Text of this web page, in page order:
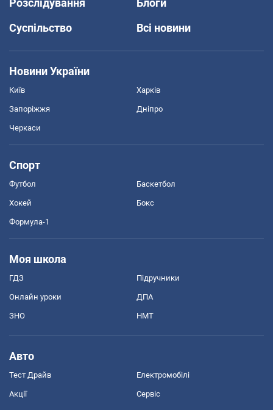
Суспільство
Всі новини
Новини України
Київ Харків
Запоріжжя Дніпро
Черкаси
Спорт
Футбол Баскетбол
Хокей Бокс
Формула-1
Моя школа
ГДЗ Підручники
Онлайн уроки ДПА
ЗНО НМТ
Авто
Тест Драйв Електромобілі
Акції Сервіс